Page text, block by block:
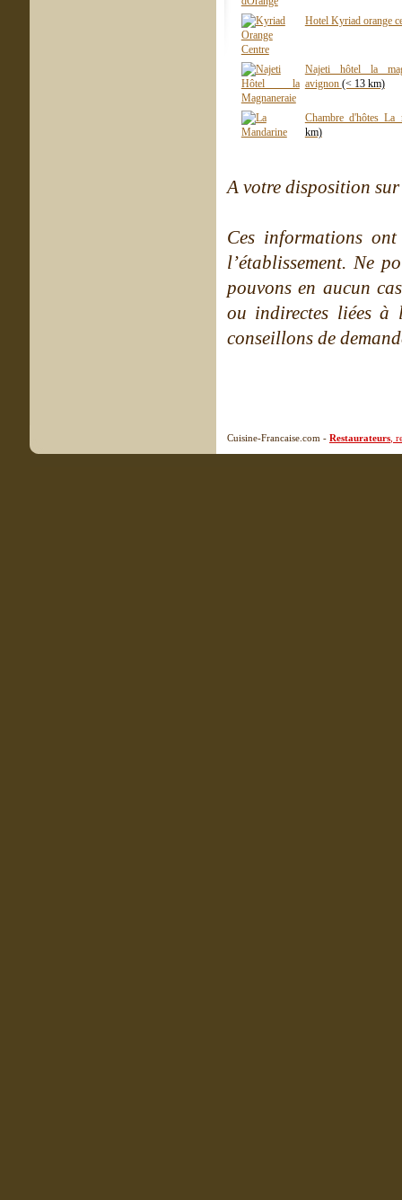
Hotel Kyriad orange
Najeti hôtel la
avignon (< 13 km)
Chambre d'hôtes
km)
A votre disposition
Ces informations
l’établissement. Ne
pouvons en aucun
ou indirectes liées à
conseillons de
Cuisine-Francaise.com - Restaurateurs ,